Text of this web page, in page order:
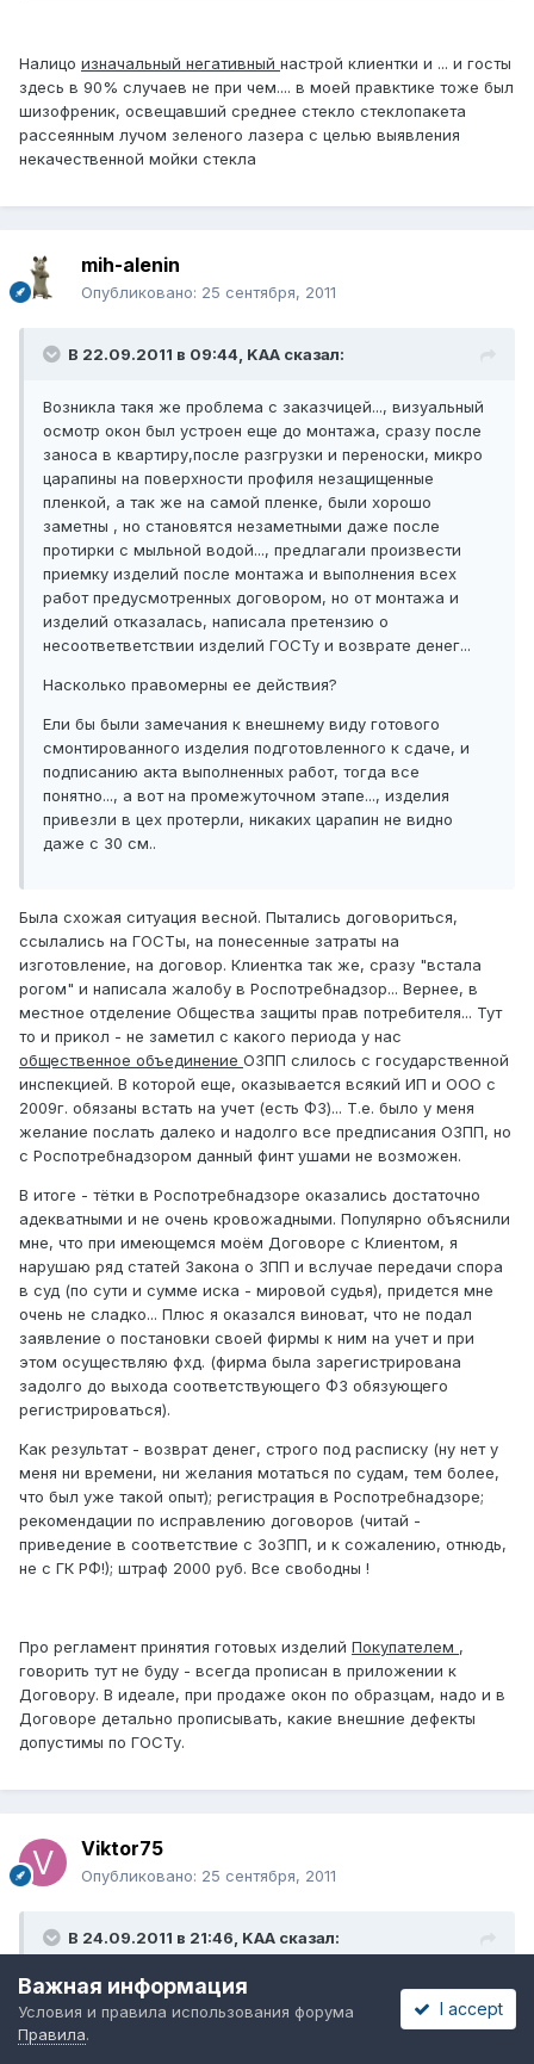
Налицо изначальный негативный настрой клиентки и ... и госты
здесь в 90% случаев не при чем.... в моей правктике тоже был
шизофреник, освещавший среднее стекло стеклопакета
рассеянным лучом зеленого лазера с целью выявления
некачественной мойки стекла
mih-alenin
Опубликовано: 25 сентября, 2011
В 22.09.2011 в 09:44, KAA сказал:
Возникла такя же проблема с заказчицей..., визуальный
осмотр окон был устроен еще до монтажа, сразу после
заноса в квартиру,после разгрузки и переноски, микро
царапины на поверхности профиля незащищенные
пленкой, а так же на самой пленке, были хорошо
заметны , но становятся незаметными даже после
протирки с мыльной водой..., предлагали произвести
приемку изделий после монтажа и выполнения всех
работ предусмотренных договором, но от монтажа и
изделий отказалась, написала претензию о
несоответветствии изделий ГОСТу и возврате денег...
Насколько правомерны ее действия?
Ели бы были замечания к внешнему виду готового
смонтированного изделия подготовленного к сдаче, и
подписанию акта выполненных работ, тогда все
понятно..., а вот на промежуточном этапе..., изделия
привезли в цех протерли, никаких царапин не видно
даже с 30 см..
Была схожая ситуация весной. Пытались договориться,
ссылались на ГОСТы, на понесенные затраты на
изготовление, на договор. Клиентка так же, сразу "встала
рогом" и написала жалобу в Роспотребнадзор... Вернее, в
местное отделение Общества защиты прав потребителя... Тут
то и прикол - не заметил с какого периода у нас
общественное объединение ОЗПП слилось с государственной
инспекцией. В которой еще, оказывается всякий ИП и ООО с
2009г. обязаны встать на учет (есть ФЗ)... Т.е. было у меня
желание послать далеко и надолго все предписания ОЗПП, но
с Роспотребнадзором данный финт ушами не возможен.
В итоге - тётки в Роспотребнадзоре оказались достаточно
адекватными и не очень кровожадными. Популярно объяснили
мне, что при имеющемся моём Договоре с Клиентом, я
нарушаю ряд статей Закона о ЗПП и вслучае передачи спора
в суд (по сути и сумме иска - мировой судья), придется мне
очень не сладко... Плюс я оказался виноват, что не подал
заявление о постановки своей фирмы к ним на учет и при
этом осуществляю фхд. (фирма была зарегистрирована
задолго до выхода соответствующего ФЗ обязующего
регистрироваться).
Как результат - возврат денег, строго под расписку (ну нет у
меня ни времени, ни желания мотаться по судам, тем более,
что был уже такой опыт); регистрация в Роспотребнадзоре;
рекомендации по исправлению договоров (читай -
приведение в соответствие с ЗоЗПП, и к сожалению, отнюдь,
не с ГК РФ!); штраф 2000 руб. Все свободны !
Про регламент принятия готовых изделий Покупателем ,
говорить тут не буду - всегда прописан в приложении к
Договору. В идеале, при продаже окон по образцам, надо и в
Договоре детально прописывать, какие внешние дефекты
допустимы по ГОСТу.
Viktor75
Опубликовано: 25 сентября, 2011
В 24.09.2011 в 21:46, KAA сказал:
...Профиль проходит немалый путь по нашим дорогам,
поэтому говорить об идеальности поверхностей
незащищенных пленкой не приходится, микроцарапины
Важная информация
Условия и правила использования форума
Правила.
I accept